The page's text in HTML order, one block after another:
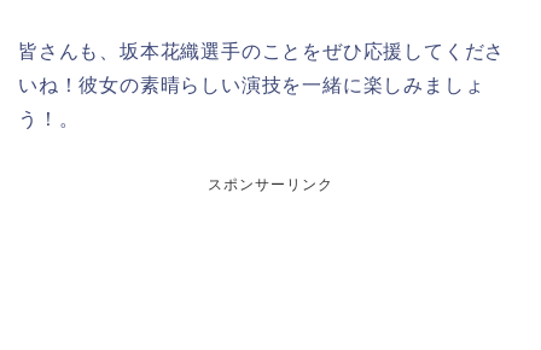
皆さんも、坂本花織選手のことをぜひ応援してくださ
いね！彼女の素晴らしい演技を一緒に楽しみましょ
う！。
スポンサーリンク